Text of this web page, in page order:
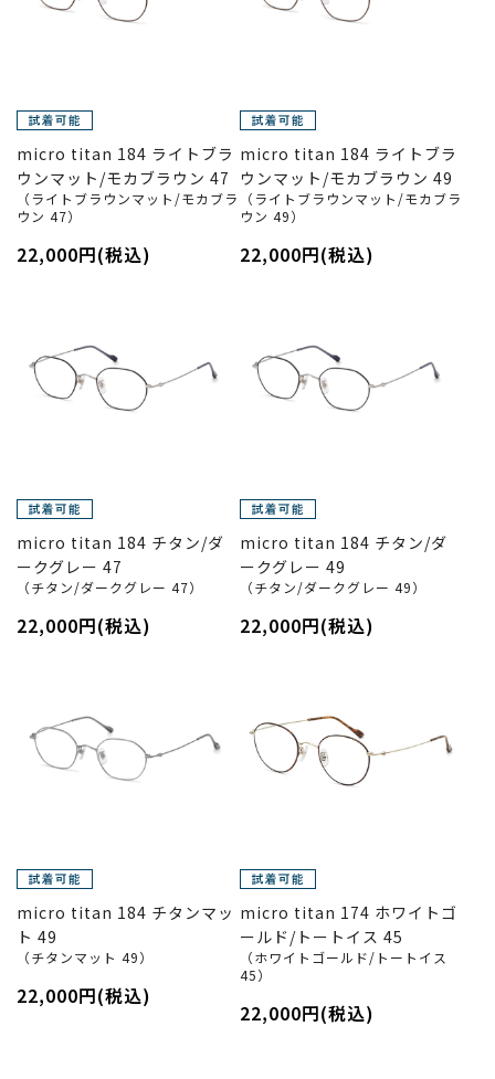
micro titan 184 ライトブラ
ウンマット/モカブラウン 47
（ライトブラウンマット/モカブラ
ウン 47）
22,000円(税込)
micro titan 184 ライトブラ
ウンマット/モカブラウン 49
（ライトブラウンマット/モカブラ
ウン 49）
22,000円(税込)
micro titan 184 チタン/ダ
ークグレー 47
（チタン/ダークグレー 47）
22,000円(税込)
micro titan 184 チタン/ダ
ークグレー 49
（チタン/ダークグレー 49）
22,000円(税込)
micro titan 184 チタンマッ
ト 49
（チタンマット 49）
22,000円(税込)
micro titan 174 ホワイトゴ
ールド/トートイス 45
（ホワイトゴールド/トートイス
45）
22,000円(税込)